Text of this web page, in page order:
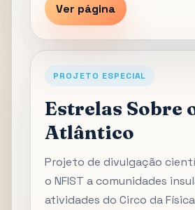
Ver página
PROJETO ESPECIAL
Estrelas Sobre
Atlântico
Projeto de divulgação
o NFIST a comunidades
atividades do Circo da